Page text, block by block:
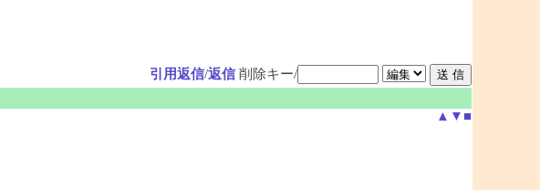
引用返信/返信 削除キー/
▲ ▼ ■